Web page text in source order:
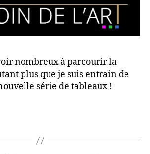
nombreux à parcourir la
plus que je suis entrain de
série de tableaux !